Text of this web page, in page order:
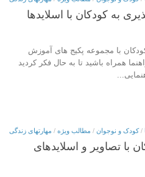
به کودکان با اسلایدها
با مجموعه پکیج های آموزش
همراه باشید تا به حال فکر کردید
/کودک و نوجوان / مطالب ویژه / مهارتهای زندگی
با تصاویر و اسلایدهای